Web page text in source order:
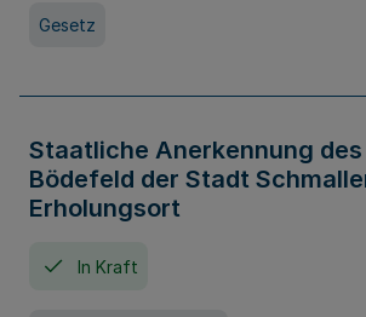
Gesetz
Staatliche Anerkennung
Bödefeld der Stadt
Erholungsort
In Kraft